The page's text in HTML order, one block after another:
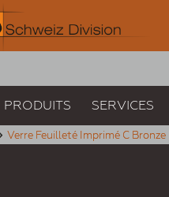
PRODUITS SERVICES
Verre Feuilleté Imprimé C Bronze